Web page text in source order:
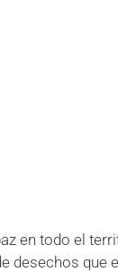
en todo el
desechos que